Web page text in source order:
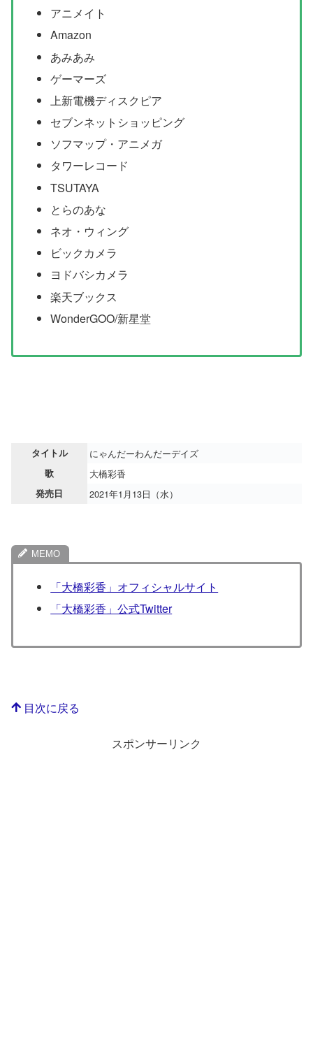
アニメイト
Amazon
あみあみ
ゲーマーズ
上新電機ディスクピア
セブンネットショッピング
ソフマップ・アニメガ
タワーレコード
TSUTAYA
とらのあな
ネオ・ウィング
ビックカメラ
ヨドバシカメラ
楽天ブックス
WonderGOO/新星堂
タイトル にゃんだーわんだーデイズ
歌 大橋彩香
発売日 2021年1月13日（水）
「大橋彩香」オフィシャルサイト
「大橋彩香」公式Twitter
目次に戻る
スポンサーリンク